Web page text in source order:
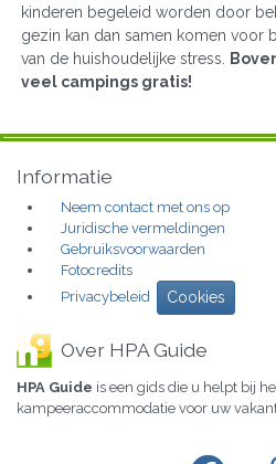
kinderen begeleid worden door
gezin kan dan samen komen voor
van de huishoudelijke stress.
veel campings gratis!
Informatie
Neem contact met ons op
Juridische vermeldingen
Gebruiksvoorwaarden
Fotocredits
Privacybeleid
Cookies
Over HPA Guide
HPA Guide is een gids die u helpt bij
kampeeraccommodatie voor uw